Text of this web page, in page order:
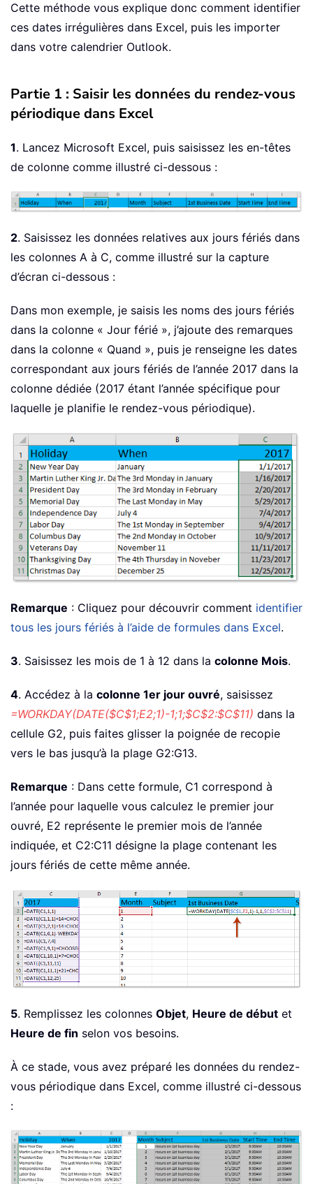
Cette méthode vous explique donc comment identifier
ces dates irrégulières dans Excel, puis les importer
dans votre calendrier Outlook.
Partie 1 : Saisir les données du rendez-vous
périodique dans Excel
1. Lancez Microsoft Excel, puis saisissez les en-têtes
de colonne comme illustré ci-dessous :
2. Saisissez les données relatives aux jours fériés dans
les colonnes A à C, comme illustré sur la capture
d’écran ci-dessous :
Dans mon exemple, je saisis les noms des jours fériés
dans la colonne « Jour férié », j’ajoute des remarques
dans la colonne « Quand », puis je renseigne les dates
correspondant aux jours fériés de l’année 2017 dans la
colonne dédiée (2017 étant l’année spécifique pour
laquelle je planifie le rendez-vous périodique).
Remarque : Cliquez pour découvrir comment identifier
tous les jours fériés à l’aide de formules dans Excel.
3. Saisissez les mois de 1 à 12 dans la colonne Mois.
4. Accédez à la colonne 1er jour ouvré, saisissez
=WORKDAY(DATE($C$1;E2;1)-1;1;$C$2:$C$11) dans la
cellule G2, puis faites glisser la poignée de recopie
vers le bas jusqu’à la plage G2:G13.
Remarque : Dans cette formule, C1 correspond à
l’année pour laquelle vous calculez le premier jour
ouvré, E2 représente le premier mois de l’année
indiquée, et C2:C11 désigne la plage contenant les
jours fériés de cette même année.
5. Remplissez les colonnes Objet, Heure de début et
Heure de fin selon vos besoins.
À ce stade, vous avez préparé les données du rendez-
vous périodique dans Excel, comme illustré ci-dessous
: